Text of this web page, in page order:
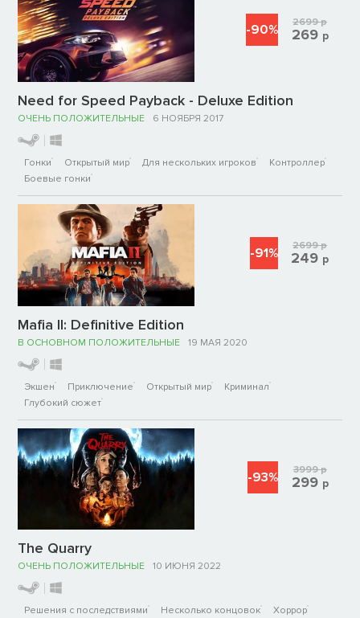
Need for Speed Payback - Deluxe Edition
ОЧЕНЬ ПОЛОЖИТЕЛЬНЫЕ 6 НОЯБРЯ 2017
Гонки Открытый мир Для нескольких игроков
Контроллер
Боевые гонки
-90% 2699р
269 р
Mafia II: Definitive Edition
В ОСНОВНОМ ПОЛОЖИТЕЛЬНЫЕ 19 МАЯ 2020
Экшен Приключение Открытый мир
Криминал
Глубокий сюжет
-91% 2699р
249 р
The Quarry
ОЧЕНЬ ПОЛОЖИТЕЛЬНЫЕ 10 ИЮНЯ 2022
Решения с последствиями Несколько концовок
Хоррор
-93% 3999р
299 р